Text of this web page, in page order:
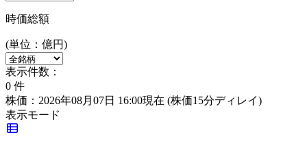
時価総額
(単位：億円)
表示件数：
0 件
株価：2026年08月07日 16:00現在 (株価15分ディレイ)
表示モード